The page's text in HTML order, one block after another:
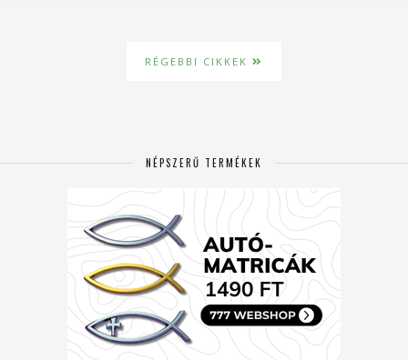
RÉGEBBI CIKKEK
NÉPSZERŰ TERMÉKEK